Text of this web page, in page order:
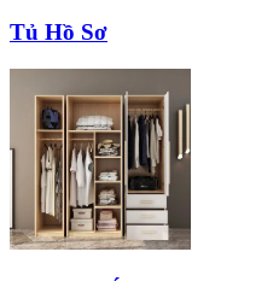
Tủ Hồ Sơ